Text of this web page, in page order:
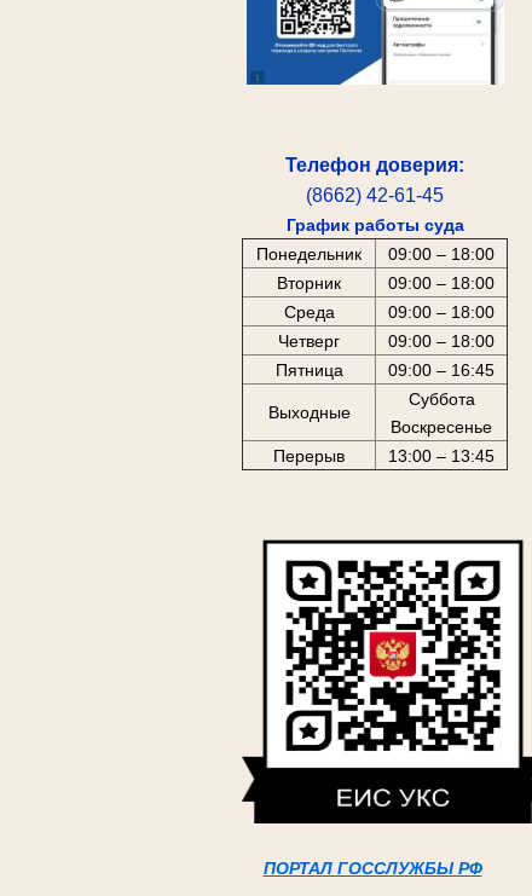
Телефон доверия:
(8662) 42-61-45
График работы суда
Понедельник
09:00 – 18:00
Вторник
09:00 – 18:00
Среда
09:00 – 18:00
Четверг
09:00 – 18:00
Пятница
09:00 – 16:45
Выходные
Суббота
Воскресенье
Перерыв
13:00 – 13:45
ПОРТАЛ ГОССЛУЖБЫ РФ